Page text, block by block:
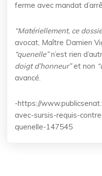
ferme avec mandat
“Matériellement, ce
avocat, Maître Damien
“quenelle”n’est rien
doigt d’honneur”et non
avancé.
-https://
avec-sursis-requis-
quenelle-147545